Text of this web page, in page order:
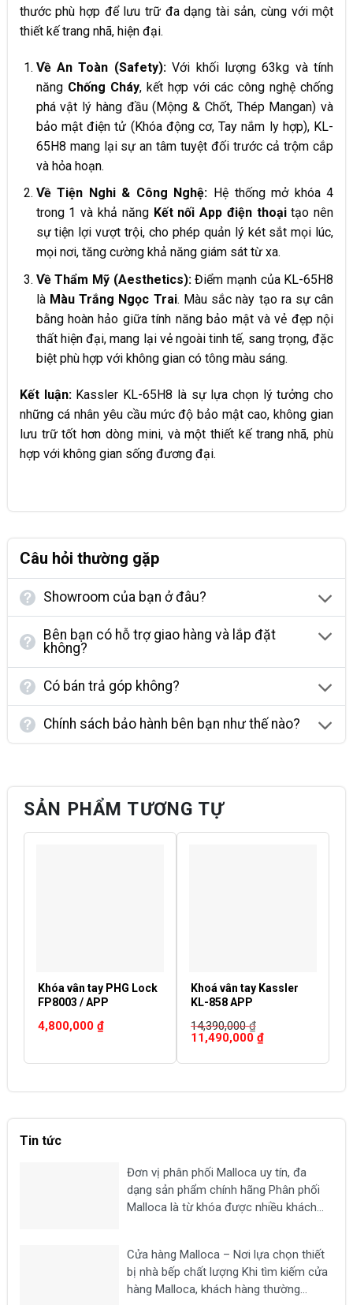
thước phù hợp để lưu trữ đa dạng tài sản, cùng với một
thiết kế trang nhã, hiện đại.
Về An Toàn (Safety):Với khối lượng 63kg và tính
năng Chống Cháy, kết hợp với các công nghệ chống
phá vật lý hàng đầu (Mộng & Chốt, Thép Mangan) và
bảo mật điện tử (Khóa động cơ, Tay nắm ly hợp), KL-
65H8 mang lại sự an tâm tuyệt đối trước cả trộm cắp
và hỏa hoạn.
Về Tiện Nghi & Công Nghệ: Hệ thống mở khóa 4
trong 1 và khả năng Kết nối App điện thoạitạo nên
sự tiện lợi vượt trội, cho phép quản lý két sắt mọi lúc,
mọi nơi, tăng cường khả năng giám sát từ xa.
Về Thẩm Mỹ (Aesthetics):Điểm mạnh của KL-65H8
là Màu Trắng Ngọc Trai. Màu sắc này tạo ra sự cân
bằng hoàn hảo giữa tính năng bảo mật và vẻ đẹp nội
thất hiện đại, mang lại vẻ ngoài tinh tế, sang trọng, đặc
biệt phù hợp với không gian có tông màu sáng.
Kết luận:Kassler KL-65H8 là sự lựa chọn lý tưởng cho
những cá nhân yêu cầu mức độ bảo mật cao, không gian
lưu trữ tốt hơn dòng mini, và một thiết kế trang nhã, phù
hợp với không gian sống đương đại.
Câu hỏi thường gặp
Showroom của bạn ở đâu?
Bên bạn có hỗ trợ giao hàng và lắp đặt
không?
Có bán trả góp không?
Chính sách bảo hành bên bạn như thế nào?
SẢN PHẨM TƯƠNG TỰ
Khóa vân tay PHG Lock
FP8003 / APP
4,800,000 ₫
Khoá vân tay Kassler
KL-858 APP
14,390,000₫
Giá
gốc
là:
11,490,000 ₫Giá
tại
Tin tức
Đơn vị phân phối Malloca uy tín, đa
dạng sản phẩm chính hãng Phân phối
Malloca là từ khóa được nhiều khách
máy hút mùi, lò nướng,...
Cửa hàng Malloca – Nơi lựa chọn thiết
bị nhà bếp chất lượng Khi tìm kiếm cửa
hàng Malloca, khách hàng thường